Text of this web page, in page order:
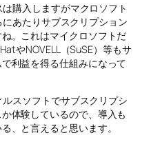
購入しますがマクロソフト
あたりサブスクリプション
。これはマイクロソフトだ
やNOVELL（SuSE）等もサ
利益を得る仕組みになって
スソフトでサブスクリプシ
体験しているので、導入も
、と言えると思います。